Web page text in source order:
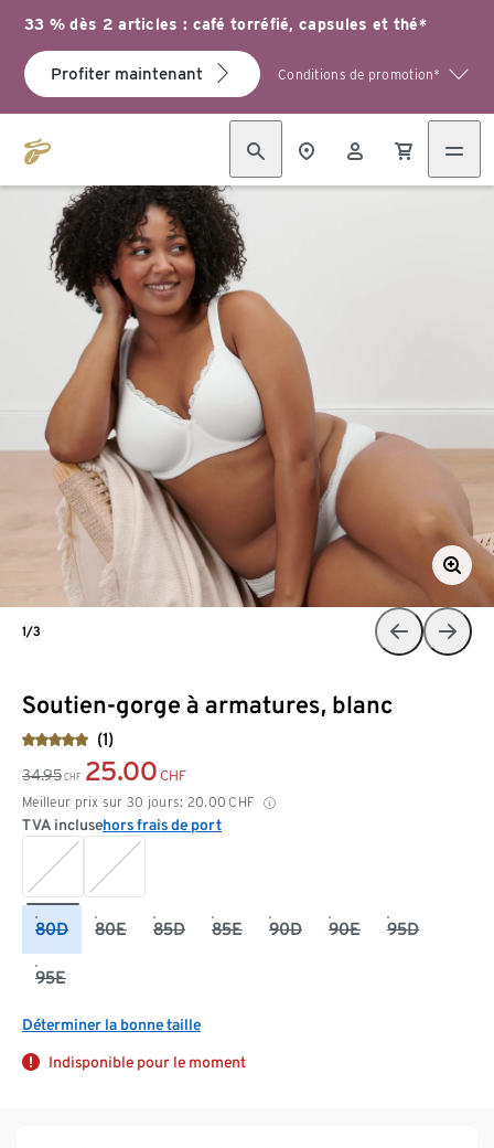
33 % dès 2 articles : café torréfié, capsules et thé*
Profiter maintenant Conditions de promotion*
Soutien-gorge à armatures, blanc
(1)
34.95 CHF 25.00 CHF
Meilleur prix sur 30 jours: 20.00 CHF
TVA inclusehors frais de port
80D 80E 85D 85E 90D 90E 95D
95E
Déterminer la bonne taille
Indisponible pour le moment
1/3